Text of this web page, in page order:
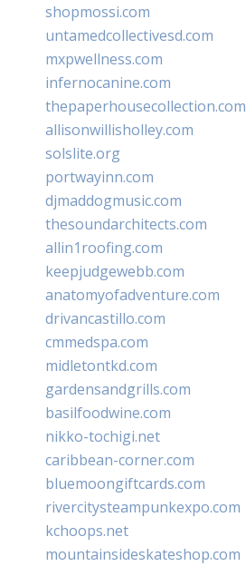
shopmossi.com
untamedcollectivesd.com
mxpwellness.com
infernocanine.com
thepaperhousecollection.com
allisonwillisholley.com
solslite.org
portwayinn.com
djmaddogmusic.com
thesoundarchitects.com
allin1roofing.com
keepjudgewebb.com
anatomyofadventure.com
drivancastillo.com
cmmedspa.com
midletontkd.com
gardensandgrills.com
basilfoodwine.com
nikko-tochigi.net
caribbean-corner.com
bluemoongiftcards.com
rivercitysteampunkexpo.com
kchoops.net
mountainsideskateshop.com